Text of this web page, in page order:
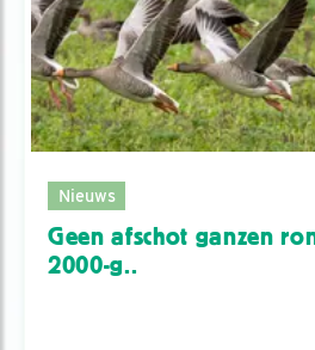
Nieuws
Geen afschot ganzen
2000-g..